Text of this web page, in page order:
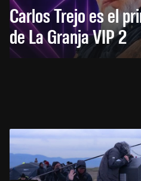
Carlos Trejo es el
de La Granja VIP 2